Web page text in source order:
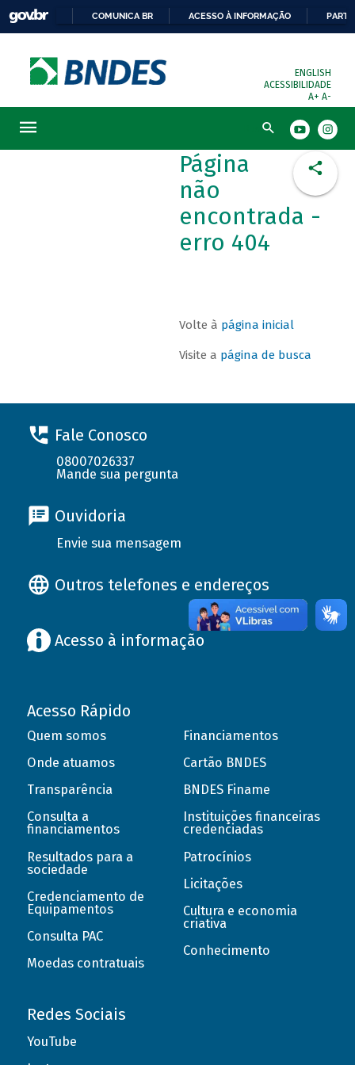
COMUNICA BR ACESSO À INFORMAÇÃO
ENGLISH
ACESSIBILIDADE
A+ A-
Busca
Página
não
encontrada -
erro 404
Volte à página inicial
Visite a página de busca
Fale Conosco
08007026337
Mande sua pergunta
Ouvidoria
Envie sua mensagem
Outros telefones e endereços
Acesso à informação
Acesso Rápido
Quem somos
Onde atuamos
Transparência
Consulta a
financiamentos
Resultados para a
sociedade
Credenciamento de
Equipamentos
Consulta PAC
Moedas contratuais
Financiamentos
Cartão BNDES
BNDES Finame
Instituições financeiras
credenciadas
Patrocínios
Licitações
Cultura e economia
criativa
Conhecimento
Redes Sociais
YouTube